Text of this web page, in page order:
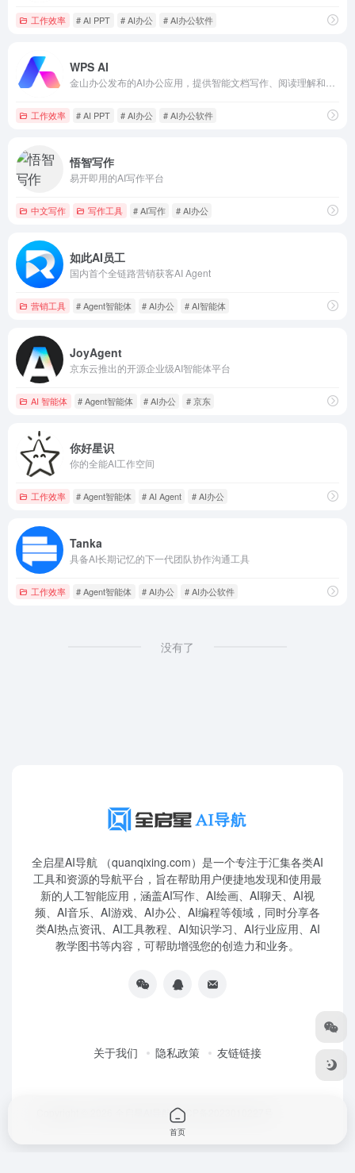
工作效率 # AI PPT # AI办公 # AI办公软件
WPS AI
工作效率 # AI PPT # AI办公 # AI办公软件
悟智写作
易开即用的AI写作平台
中文写作 写作工具 # AI写作 # AI办公
如此AI员工
国内首个全链路营销获客AI Agent
营销工具 # Agent智能体 # AI办公 # AI智能体
JoyAgent
京东云推出的开源企业级AI智能体平台
AI 智能体 # Agent智能体 # AI办公 # 京东
你好星识
你的全能AI工作空间
工作效率 # Agent智能体 # AI Agent # AI办公
Tanka
具备AI长期记忆的下一代团队协作沟通工具
工作效率 # Agent智能体 # AI办公 # AI办公软件
没有了
全启星AI导航 （quanqixing.com）是一个专注于汇集各类AI
工具和资源的导航平台，旨在帮助用户便捷地发现和使用最
新的人工智能应用，涵盖AI写作、AI绘画、AI聊天、AI视
频、AI音乐、AI游戏、AI办公、AI编程等领域，同时分享各
类AI热点资讯、AI工具教程、AI知识学习、AI行业应用、AI
教学图书等内容，可帮助增强您的创造力和业务。
关于我们 隐私政策 友链链接
全启星AI导航鲁ICP备2023010227号
首页